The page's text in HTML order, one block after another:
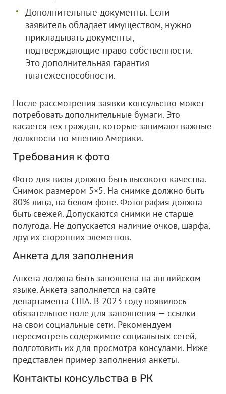
Дополнительные документы. Если
заявитель обладает имуществом, нужно
прикладывать документы,
подтверждающие право собственности.
Это дополнительная гарантия
платежеспособности.
После рассмотрения заявки консульство может
потребовать дополнительные бумаги. Это
касается тех граждан, которые занимают важные
должности по мнению Америки.
Требования к фото
Фото для визы должно быть высокого качества.
Снимок размером 5×5. На снимке должно быть
80% лица, на белом фоне. Фотография должна
быть свежей. Допускаются снимки не старше
полугода. Не допускается наличие очков, шарфа,
других сторонних элементов.
Анкета для заполнения
Анкета должна быть заполнена на английском
языке. Анкета заполняется на сайте
департамента США. В 2023 году появилось
обязательное поле для заполнения — ссылки
на свои социальные сети. Рекомендуем
пересмотреть содержимое социальных сетей,
подготовить их для просмотра консулами. Ниже
представлен пример заполнения анкеты.
Контакты консульства в РК